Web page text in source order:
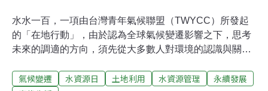
水水一百，一項由台灣青年氣候聯盟（TWYCC）所發起
的「在地行動」，由於認為全球氣候變遷影響之下，思考
未來的調適的方向，須先從大多數人對環境的認識與關懷
的熱忱以及對水資源的認識，走出去實地走訪，依照我們
氣候變遷 水資源日 土地利用 水資源管理
永續發展